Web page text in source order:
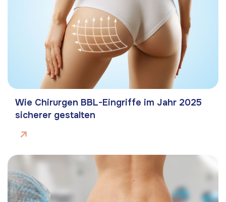
Wie Chirurgen BBL-Eingriffe im Jahr 2025
sicherer gestalten